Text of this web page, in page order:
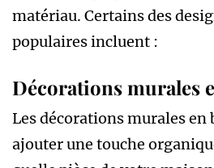
matériau. Certains des
populaires incluent :
Décorations murales
Les décorations murales en
ajouter une touche